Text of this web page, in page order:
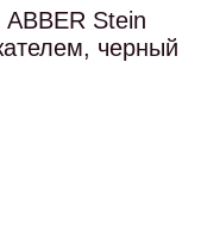
Stein
черный